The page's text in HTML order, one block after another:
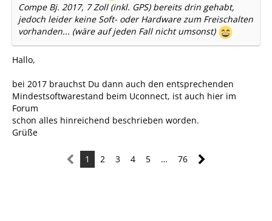
Compe Bj. 2017, 7 Zoll (inkl. GPS) bereits drin gehabt,
jedoch leider keine Soft- oder Hardware zum Freischalten
vorhanden... (wäre auf jeden Fall nicht umsonst)
Hallo,
bei 2017 brauchst Du dann auch den entsprechenden
Mindestsoftwarestand beim Uconnect, ist auch hier im
Forum
schon alles hinreichend beschrieben worden.
Grüße
1 2 3 4 5 … 76